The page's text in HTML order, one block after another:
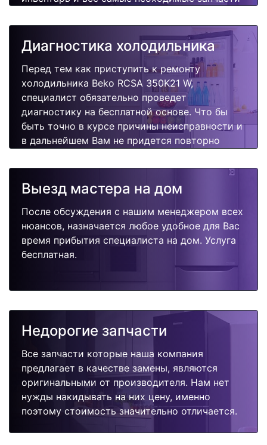
быстро, качественно и недорого.
Диагностика холодильника
Перед тем как приступить к ремонту
холодильника Beko RCSA 350K21 W,
специалист обязательно проведет
диагностику на бесплатной основе. Что бы
быть точно в курсе причины неисправности и
в дальнейшем Вам не придется повторно
поломок.
Выезд мастера на дом
После обсуждения с нашим менеджером всех
нюансов, назначается любое удобное для Вас
время прибытия специалиста на дом. Услуга
бесплатная.
Недорогие запчасти
Все запчасти которые наша компания
предлагает в качестве замены, являются
оригинальными от производителя. Нам нет
нужды накидывать на них цену, именно
поэтому стоимость значительно отличается.